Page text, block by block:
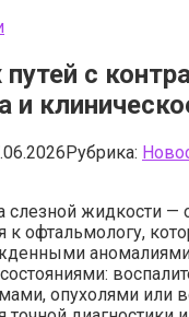
с
и
Рубрика:
слезной жидкости —
к офтальмологу,
опухолями или